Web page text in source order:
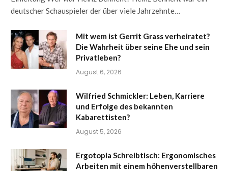
deutscher Schauspieler der über viele Jahrzehnte…
Mit wem ist Gerrit Grass verheiratet?
Die Wahrheit über seine Ehe und sein
Privatleben?
August 6, 2026
Wilfried Schmickler: Leben, Karriere
und Erfolge des bekannten
Kabarettisten?
August 5, 2026
Ergotopia Schreibtisch: Ergonomisches
Arbeiten mit einem höhenverstellbaren